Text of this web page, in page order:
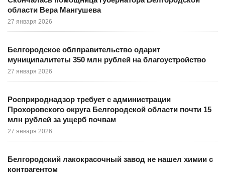
области Вера Мангушева
27 января 2026
Белгородское облправительство одарит
муниципалитеты 350 млн рублей на благоустройство
27 января 2026
Росприроднадзор требует с администрации
Прохоровского округа Белгородской области почти 15
млн рублей за ущерб почвам
27 января 2026
Белгородский лакокрасочный завод не нашел химии с
контрагентом